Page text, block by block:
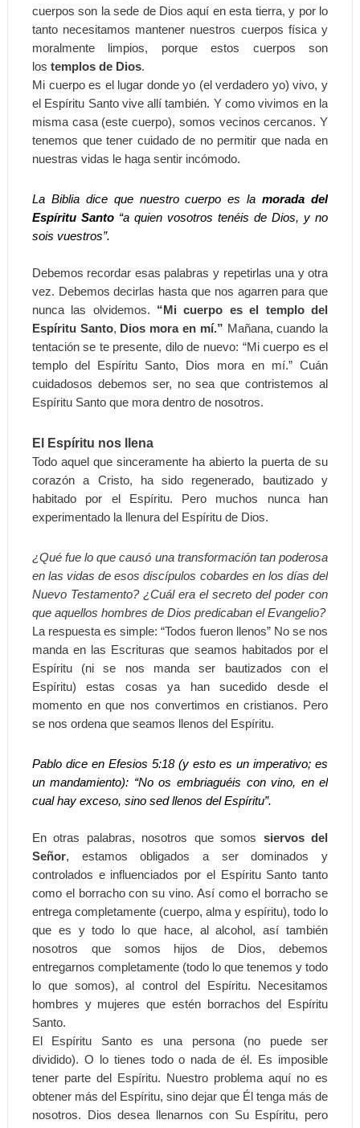
cuerpos son la sede de Dios aquí en esta tierra, y por lo
tanto necesitamos mantener nuestros cuerpos física y
moralmente limpios, porque estos cuerpos son
los templos de Dios.
Mi cuerpo es el lugar donde yo (el verdadero yo) vivo, y
el Espíritu Santo vive allí también. Y como vivimos en la
misma casa (este cuerpo), somos vecinos cercanos. Y
tenemos que tener cuidado de no permitir que nada en
nuestras vidas le haga sentir incómodo.
La Biblia dice que nuestro cuerpo es lamorada del
Espíritu Santo“a quien vosotros tenéis de Dios, y no
sois vuestros”.
Debemos recordar esas palabras y repetirlas una y otra
vez. Debemos decirlas hasta que nos agarren para que
nunca las olvidemos. “Mi cuerpo es el templo del
Espíritu Santo, Dios mora en mí.” Mañana, cuando la
tentación se te presente, dilo de nuevo: “Mi cuerpo es el
templo del Espíritu Santo, Dios mora en mí.” Cuán
cuidadosos debemos ser, no sea que contristemos al
Espíritu Santo que mora dentro de nosotros.
El Espíritu nos llena
Todo aquel que sinceramente ha abierto la puerta de su
corazón a Cristo, ha sido regenerado, bautizado y
habitado por el Espíritu. Pero muchos nunca han
experimentado la llenura del Espíritu de Dios.
¿Qué fue lo que causó una transformación tan poderosa
en las vidas de esos discípulos cobardes en los días del
Nuevo Testamento? ¿Cuál era el secreto del poder con
que aquellos hombres de Dios predicaban el Evangelio?
La respuesta es simple: “Todos fueron llenos” No se nos
manda en las Escrituras que seamos habitados por el
Espíritu (ni se nos manda ser bautizados con el
Espíritu) estas cosas ya han sucedido desde el
momento en que nos convertimos en cristianos. Pero
se nos ordena que seamos llenos del Espíritu.
Pablo dice en Efesios 5:18 (y esto es un imperativo; es
un mandamiento): “No os embriaguéis con vino, en el
cual hay exceso, sino sed llenos del Espíritu”.
En otras palabras, nosotros que somos siervos del
Señor, estamos obligados a ser dominados y
controlados e influenciados por el Espíritu Santo tanto
como el borracho con su vino. Así como el borracho se
entrega completamente (cuerpo, alma y espíritu), todo lo
que es y todo lo que hace, al alcohol, así también
nosotros que somos hijos de Dios, debemos
entregarnos completamente (todo lo que tenemos y todo
lo que somos), al control del Espíritu. Necesitamos
hombres y mujeres que estén borrachos del Espíritu
Santo.
El Espíritu Santo es una persona (no puede ser
dividido). O lo tienes todo o nada de él. Es imposible
tener parte del Espíritu. Nuestro problema aquí no es
obtener más del Espíritu, sino dejar que Él tenga más de
nosotros. Dios desea llenarnos con Su Espíritu, pero